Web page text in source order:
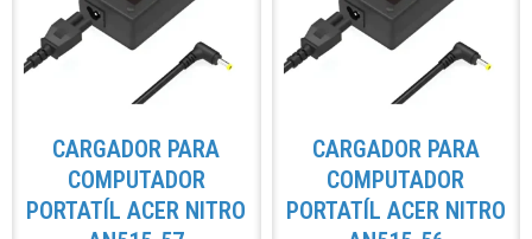
CARGADOR PARA
COMPUTADOR
PORTATÍL ACER NITRO
CARGADOR PARA
COMPUTADOR
PORTATÍL ACER NITRO